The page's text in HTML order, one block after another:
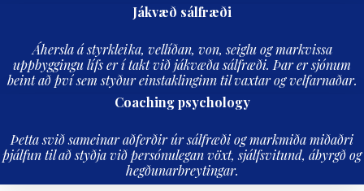
Jákvæð sálfræði
Áhersla á styrkleika, vellíðan, von, seiglu og markvissa
uppbyggingu lífs er í takt við jákvæða sálfræði. Þar er sjónum
beint að því sem styður einstaklinginn til vaxtar og velfarnaðar.
Coaching psychology
Þetta svið sameinar aðferðir úr sálfræði og markmiða miðaðri
þjálfun til að styðja við persónulegan vöxt, sjálfsvitund, ábyrgð og
hegðunarbreytingar.